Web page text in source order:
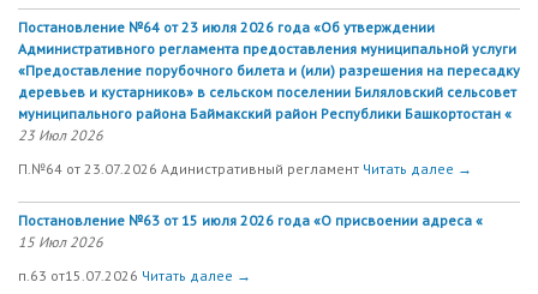
Постановление №64 от 23 июля 2026 года «Об утверждении
Административного регламента предоставления муниципальной услуги
«Предоставление порубочного билета и (или) разрешения на пересадку
деревьев и кустарников» в сельском поселении Биляловский сельсовет
муниципального района Баймакский район Республики Башкортостан «
23 Июл 2026
П.№64 от 23.07.2026 Адинистративный регламент Читать далее →
Постановление №63 от 15 июля 2026 года «О присвоении адреса «
15 Июл 2026
п.63 от15.07.2026 Читать далее →